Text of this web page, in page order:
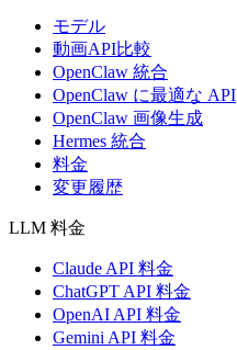
モデル
動画API比較
OpenClaw 統合
OpenClaw に最適な API
OpenClaw 画像生成
Hermes 統合
料金
変更履歴
LLM 料金
Claude API 料金
ChatGPT API 料金
OpenAI API 料金
Gemini API 料金